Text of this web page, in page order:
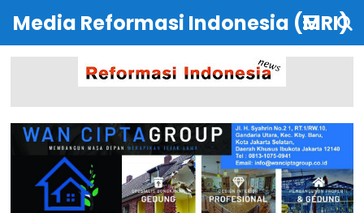
Media Reformasi Indonesia (MRI)